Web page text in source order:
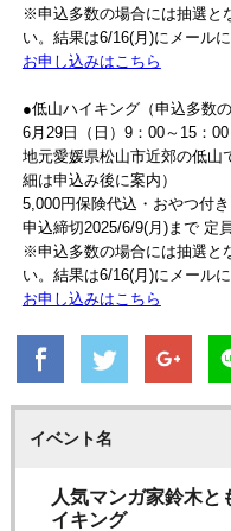
※申込多数の場合には抽選と
い。結果は6/16(月)にメール
お申し込みはこちら
●低山ハイキング（申込多数
6月29日（日）9：00～15：
地元愛媛県松山市近郊の低
細は申込み後に案内）
5,000円保険代込・おやつ付き
申込締切2025/6/9(月)まで 定
※申込多数の場合には抽選と
い。結果は6/16(月)にメール
お申し込みはこちら
イベント名
人気マンガ家鈴木
イキング